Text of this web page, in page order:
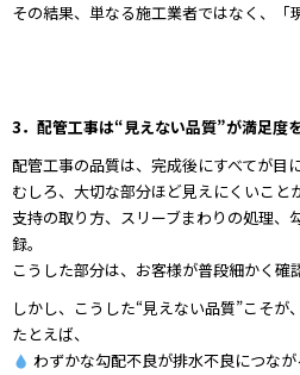
その結果、単なる施工業者ではなく、「
3．配管工事は“見えない品質”が満足度
配管工事の品質は、完成後にすべてが目
むしろ、大切な部分ほど見えにくいこと
支持の取り方、スリーブまわりの処理
録。
こうした部分は、お客様が普段細かく確
しかし、こうした“見えない品質”こそが
たとえば、
わずかな勾配不良が排水不良につなが